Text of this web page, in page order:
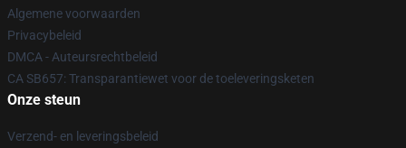
Algemene voorwaarden
Privacybeleid
DMCA - Auteursrechtbeleid
CA SB657: Transparantiewet voor de toeleveringsketen
Onze steun
Verzend- en leveringsbeleid